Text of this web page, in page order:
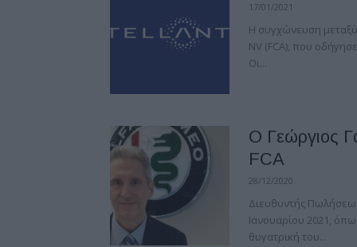
17/01/2021
Η συγχώνευση
NV (FCA), που
Οι...
O Γεώργιος
FCA
28/12/2020
Διευθυντής
Ιανουαρίου 2021,
θυγατρική του...